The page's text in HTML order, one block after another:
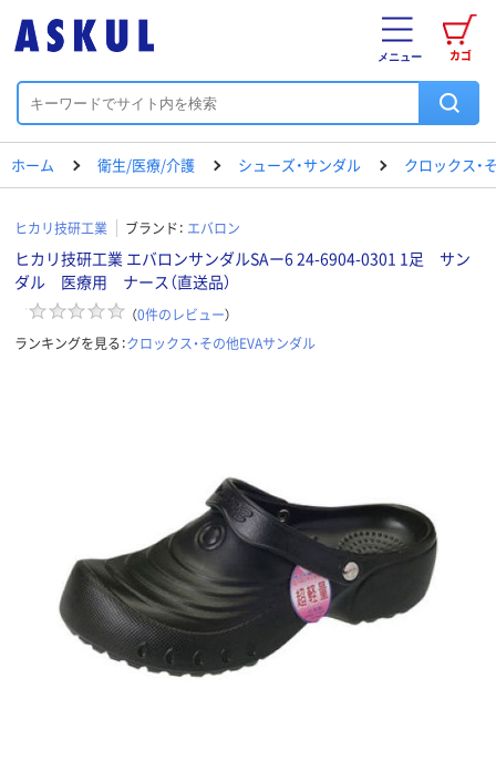
カゴ
メニュー
ホーム 衛生/医療/介護 シューズ・サンダル クロックス・
ヒカリ技研工業 ブランド： エバロン
ヒカリ技研工業 エバロンサンダルSAー6 24-6904-0301 1足 サン
ダル 医療用 ナース（直送品）
（0件のレビュー）
ランキングを見る：クロックス・その他EVAサンダル